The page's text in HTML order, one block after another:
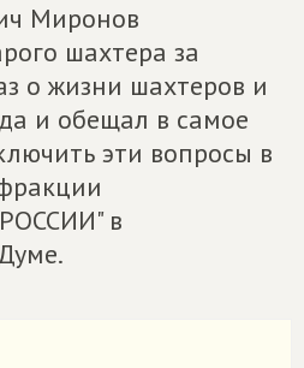
Миронов
шахтера за
о жизни шахтеров и
и обещал в самое
эти вопросы в
в